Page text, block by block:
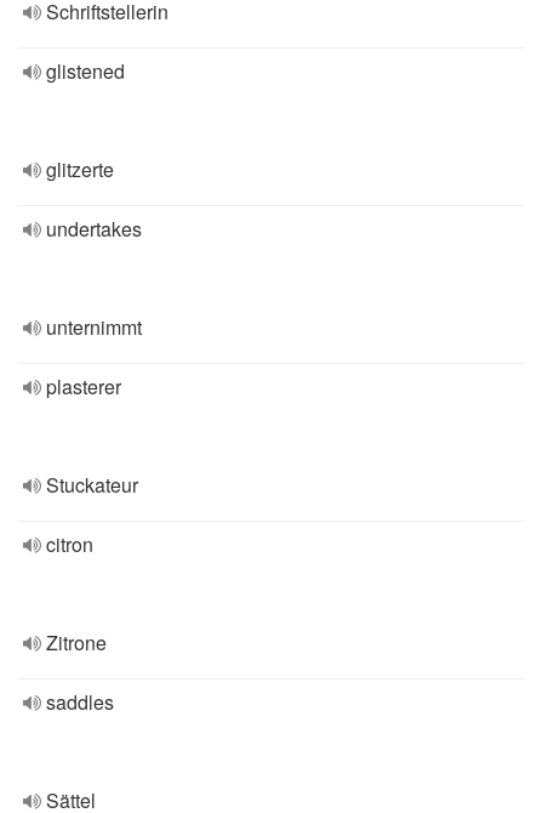
Schriftstellerin
glistened
glitzerte
undertakes
unternimmt
plasterer
Stuckateur
citron
Zitrone
saddles
Sättel